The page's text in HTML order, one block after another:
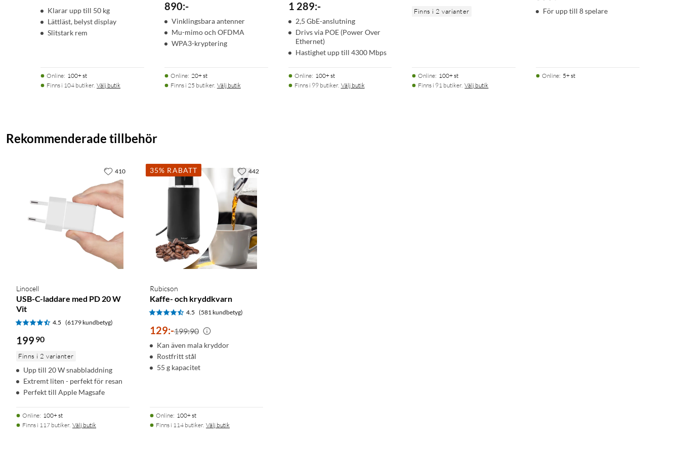
Klarar upp till 50 kg
Lättläst, belyst display
Slitstark rem
Online: 100+ st
Finns i 104 butiker. Välj butik
890:-
Vinklingsbara antenner
Mu-mimo och OFDMA
WPA3-kryptering
Online: 20+ st
Finns i 25 butiker. Välj butik
1 289:-
2,5 GbE-anslutning
Drivs via POE (Power Over
Ethernet)
Hastighet upp till 4300 Mbps
Online: 100+ st
Finns i 99 butiker. Välj butik
Finns i 2 varianter
Online: 100+ st
Finns i 91 butiker. Välj butik
För upp till 8 spelare
Online: 5+ st
Rekommenderade tillbehör
Linocell
USB-C-laddare med PD 20 W
Vit
4.5 (6179 kundbetyg)
199 90
Finns i 2 varianter
Upp till 20 W snabbladdning
Extremt liten - perfekt för resan
Perfekt till Apple Magsafe
Online: 100+ st
Finns i 117 butiker. Välj butik
410 35% RABATT
Rubicson
Kaffe- och kryddkvarn
4.5 (581 kundbetyg)
129:-199:90
Kan även mala kryddor
Rostfritt stål
55 g kapacitet
Online: 100+ st
Finns i 114 butiker. Välj butik
442